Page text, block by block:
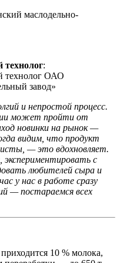
:
и непростой процесс.
может пройти от
новинки на рынок —
видим, что продукт
— это вдохновляет.
с
любителей сыра и
у нас в работе сразу
— постараемся всех
10 % молока,